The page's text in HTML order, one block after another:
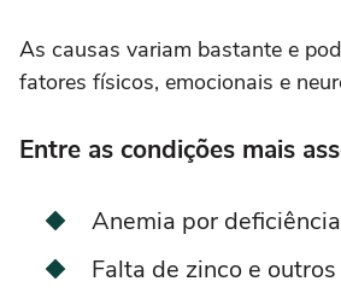
As causas variam bastante e
fatores físicos, emocionais e
Entre as condições mais
Anemia por
Falta de zinco e